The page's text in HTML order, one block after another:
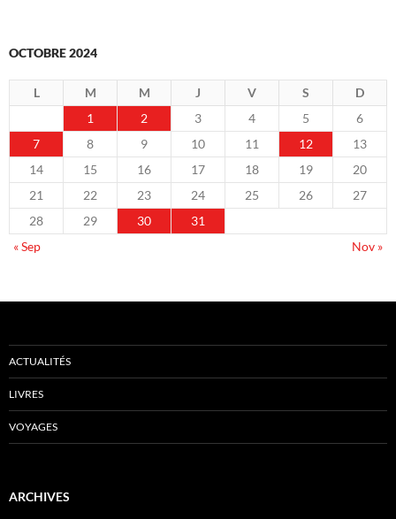
OCTOBRE 2024
L M M J V S
D
1
2 3 4 5
6
7
8 9 10 11 12
13
14
15 16 17 18 19
20
21
22 23 24 25 26
27
28
29 30
31
« Sep
Nov »
ACTUALITÉS
LIVRES
VOYAGES
ARCHIVES